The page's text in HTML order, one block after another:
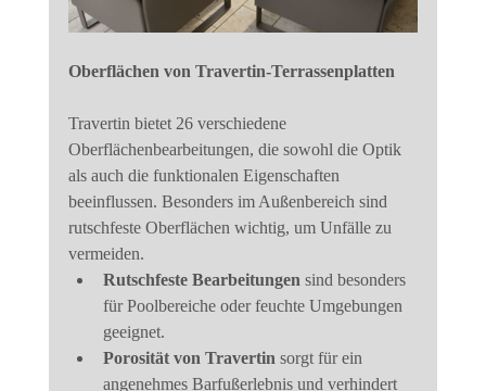
Oberflächen von Travertin-Terrassenplatten
Travertin bietet 26 verschiedene
Oberflächenbearbeitungen, die sowohl die Optik
als auch die funktionalen Eigenschaften
beeinflussen. Besonders im Außenbereich sind
rutschfeste Oberflächen wichtig, um Unfälle zu
vermeiden.
Rutschfeste Bearbeitungen sind besonders
für Poolbereiche oder feuchte Umgebungen
geeignet.
Porosität von Travertin sorgt für ein
angenehmes Barfußerlebnis und verhindert